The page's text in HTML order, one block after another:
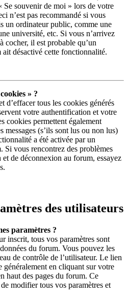
Se souvenir de moi » lors de votre
n’est pas recommandé si vous
un ordinateur public, comme une
université, etc. Si vous n’arrivez
cocher, il est probable qu’un
désactivé cette fonctionnalité.
» ?
d’effacer tous les cookies générés
votre authentification et votre
cookies permettent également
messages (s’ils sont lus ou non lus)
a été activée par un
Si vous rencontrez des problèmes
de déconnexion au forum, essayez
des utilisateurs
paramètres ?
inscrit, tous vos paramètres sont
du forum. Vous pouvez les
de contrôle de l’utilisateur. Le lien
généralement en cliquant sur votre
haut des pages du forum. Ce
modifier tous vos paramètres et